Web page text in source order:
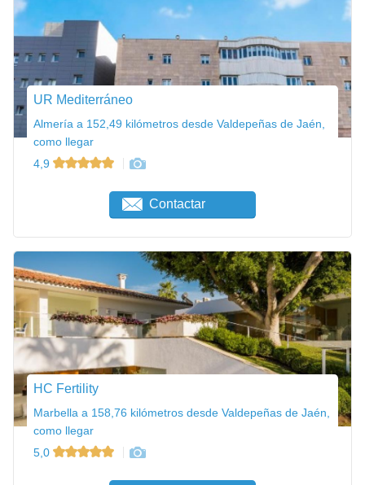
UR Mediterráneo
Almería a 152,49 kilómetros desde Valdepeñas de Jaén,
como llegar
4,9
Contactar
HC Fertility
Marbella a 158,76 kilómetros desde Valdepeñas de Jaén,
como llegar
5,0